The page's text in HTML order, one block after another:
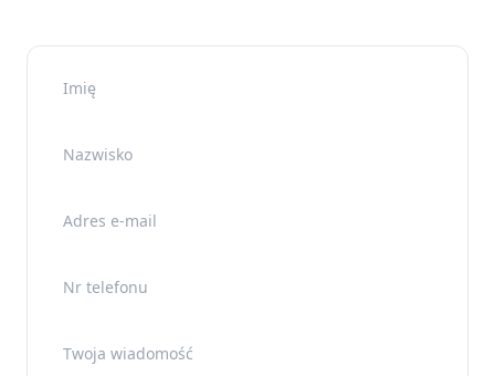
Nazwisko
Adres e-mail
Nr telefonu
Twoja wiadomość